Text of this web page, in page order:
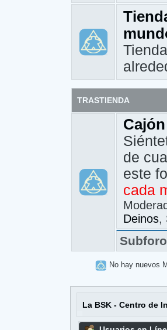
TRASTIENDA
de
este
cada
Deinos,
No hay nuevos
La BSK - Centro de